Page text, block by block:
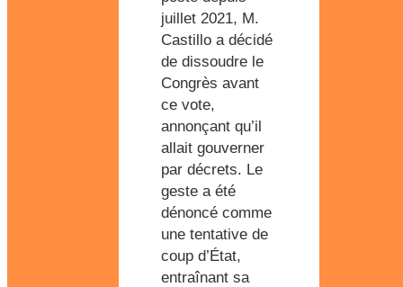
juillet 2021, M.
Castillo a décidé
de dissoudre le
Congrès avant
ce vote,
annonçant qu’il
allait gouverner
par décrets. Le
geste a été
dénoncé comme
une tentative de
coup d’État,
entraînant sa